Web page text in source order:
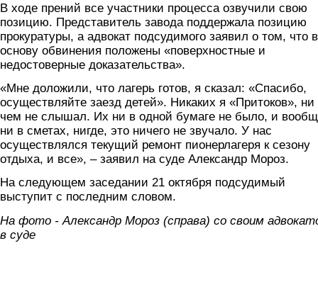
В ходе прений все участники процесса озвучили свою
позицию. Представитель завода поддержала позицию
прокуратуры, а адвокат подсудимого заявил о том, что в
основу обвинения положены «поверхностные и
недостоверные доказательства».
«Мне доложили, что лагерь готов, я сказал: «Спасибо,
осуществляйте заезд детей». Никаких я «Притоков», ни
чем не слышал. Их ни в одной бумаге не было, и
ни в сметах, нигде, это ничего не звучало. У нас
осуществлялся текущий ремонт пионерлагеря к сезону
отдыха, и все», – заявил на суде Александр Мороз.
На следующем заседании 21 октября подсудимый
выступит с последним словом.
На фото - Александр Мороз (справа) со своим
в суде